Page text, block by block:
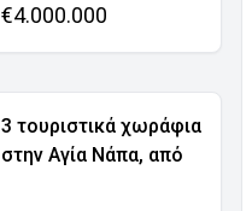
€4.000.000
3 τουριστικά χωράφια
στην Αγία Νάπα, από